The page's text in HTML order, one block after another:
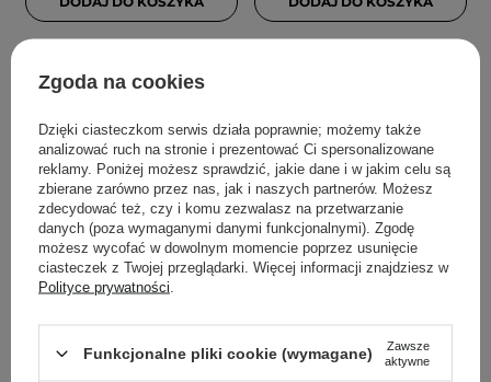
The Ordinary - 100%
Cukrowej - 30ml
Sleeping Pack - Żelowa
Maska na Noc z Wąkrotą
Zgoda na cookies
Dzięki ciasteczkom serwis działa poprawnie; możemy także
analizować ruch na stronie i prezentować Ci spersonalizowane
reklamy. Poniżej możesz sprawdzić, jakie dane i w jakim celu są
zbierane zarówno przez nas, jak i naszych partnerów. Możesz
zdecydować też, czy i komu zezwalasz na przetwarzanie
danych (poza wymaganymi danymi funkcjonalnymi). Zgodę
możesz wycofać w dowolnym momencie poprzez usunięcie
ciasteczek z Twojej przeglądarki. Więcej informacji znajdziesz w
Polityce prywatności
Funkcjonalne pliki cookie (wymagane)
Zawsze
aktywne